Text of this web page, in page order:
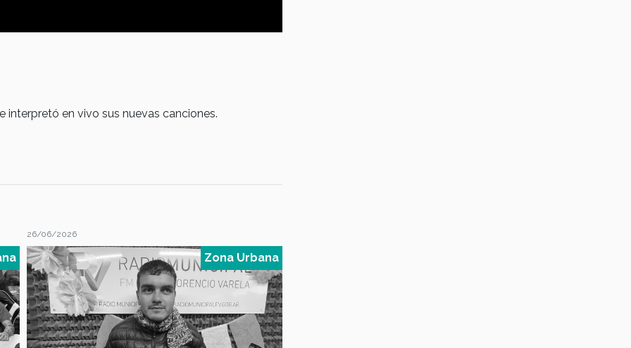
interpretó en vivo sus nuevas canciones.
26/06/2026
Zona Urbana